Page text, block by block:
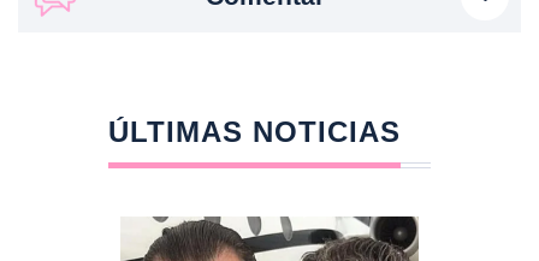
ÚLTIMAS NOTICIAS